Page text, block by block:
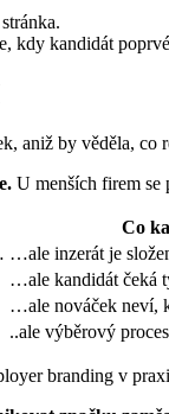
kdy kandidát
aniž by věděla,
U menších firem se
Co
…ale inzerát je
…ale kandidát čeká
…ale nováček neví,
..ale výběrový
branding v